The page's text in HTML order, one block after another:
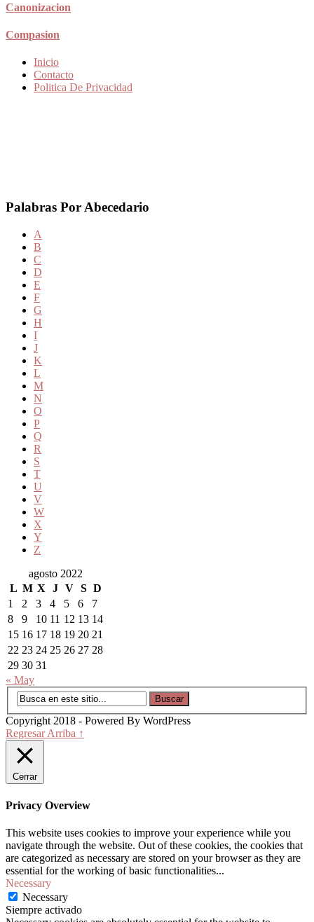
Canonizacion
Compasion
Inicio
Contacto
Politica De Privacidad
Palabras Por Abecedario
A
B
C
D
E
F
G
H
I
J
K
L
M
N
O
P
Q
R
S
T
U
V
W
X
Y
Z
agosto 2022
L M X J V S D
1
2 3 4 5 6
7
8
9 10 11 12 13 14
15 16 17 18 19 20 21
22 23 24 25 26 27 28
29 30 31
« May
Copyright 2018 - Powered By WordPress
Regresar Arriba ↑
Cerrar
Privacy Overview
This website uses cookies to improve your experience while you
navigate through the website. Out of these cookies, the cookies that
are categorized as necessary are stored on your browser as they are
essential for the working of basic functionalities...
Necessary
Necessary
Siempre activado